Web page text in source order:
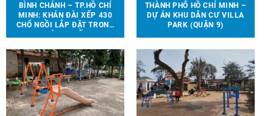
BÌNH CHÁNH – TP.HỒ CHÍ
MINH: KHÁN ĐÀI XẾP 430
CHỔ NGỒI LẮP ĐẶT TRONG
THÀNH PHỐ HỒ CHÍ MINH –
DỰ ÁN KHU DÂN CƯ VILLA
PARK (QUẬN 9)